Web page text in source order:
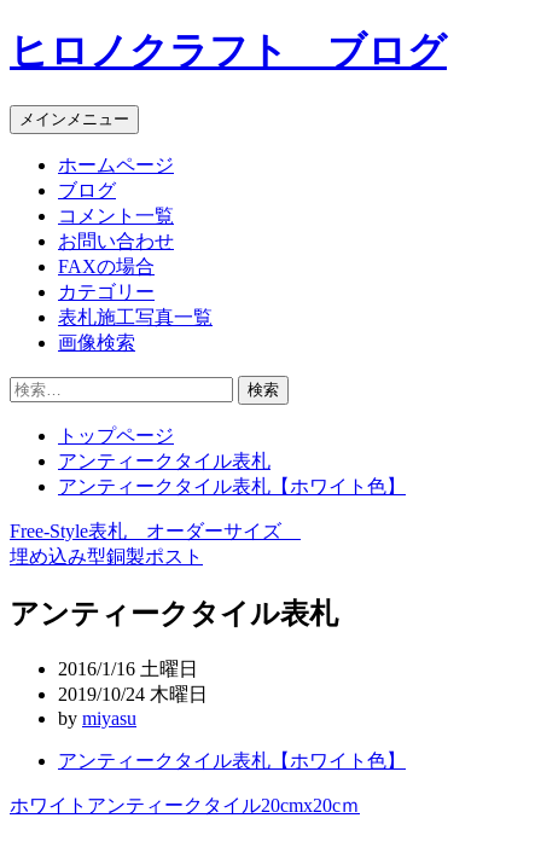
コ
ン
ン
ツ
ヒロノクラフト ブログ
メインメニュー
ホームページ
ブログ
コメント一覧
お問い合わせ
FAXの場合
カテゴリー
表札施工写真一覧
画像検索
検
トップページ
アンティークタイル表札
アンティークタイル表札【ホワイト色】
投
稿
ナ
ョ
Free-Style表札 オーダーサイズ
埋め込み型銅製ポスト
アンティークタイル表札
2016/1/16 土曜日
2019/10/24 木曜日
by miyasu
アンティークタイル表札【ホワイト色】
ホワイト アンティークタイル20cmx20cｍ